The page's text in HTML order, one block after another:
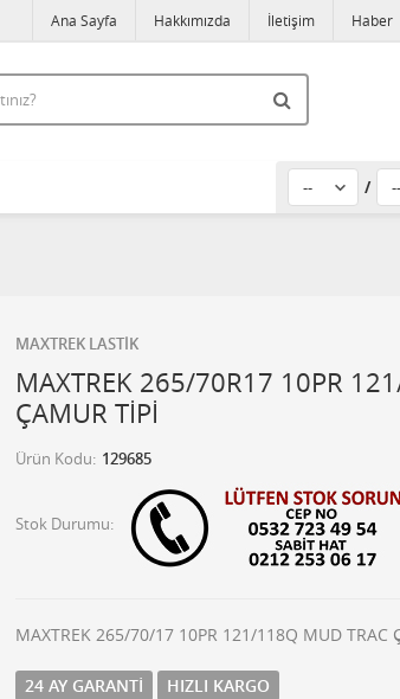
Ana Sayfa Hakkımızda İletişim Haber
/
MAXTREK LASTİK
MAXTREK 265/70R17 10PR
ÇAMUR TİPİ
Ürün Kodu 129685
Stok Durumu
MAXTREK 265/70/17 10PR 121/118Q MUD TRAC
24 AY GARANTI HIZLI KARGO